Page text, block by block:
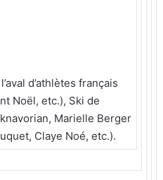
d’athlètes français
Noël, etc.), Ski de
Marielle Berger
Claye Noé, etc.).